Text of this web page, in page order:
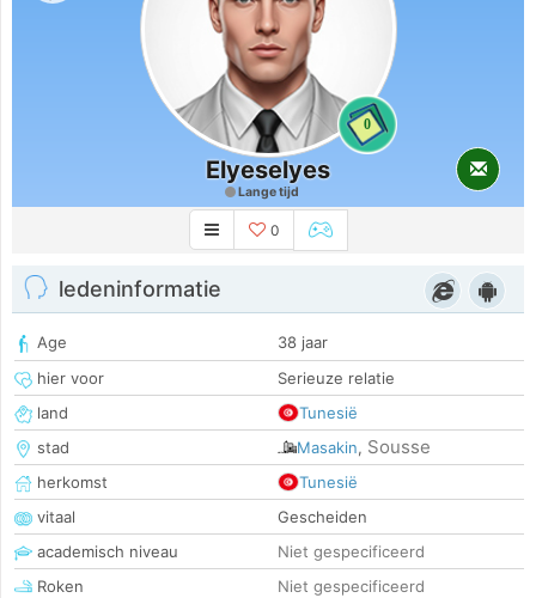
0
Elyeselyes
Lange tijd
0
ledeninformatie
Age
38 jaar
hier voor
Serieuze relatie
land
Tunesië
stad
Masakin, Sousse
herkomst
Tunesië
vitaal
Gescheiden
academisch niveau
Niet gespecificeerd
Roken
Niet gespecificeerd